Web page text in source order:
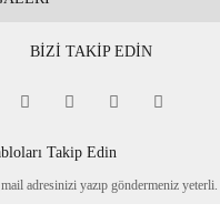
BİZİ TAKİP EDİN
Takip Edin
adresinizi yazıp göndermeniz yeterli.